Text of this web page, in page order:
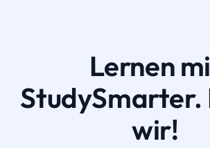
Lernen
StudySmarter.
wir!